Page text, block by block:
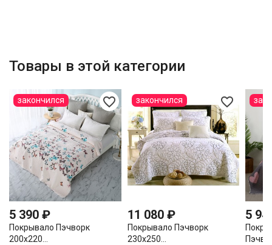
Товары в этой категории
favorite_border
5 390 ₽
Покрывало Пэчворк
200х220...
закончился favorite_border
11 080 ₽
Покрывало Пэчворк
230х250...
закончился
5